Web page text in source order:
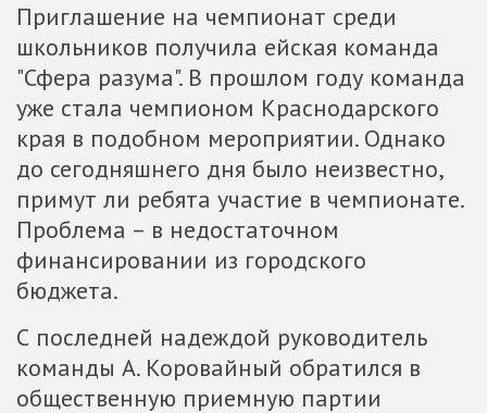
Приглашение на чемпионат среди
школьников получила ейская команда
"Сфера разума". В прошлом году команда
уже стала чемпионом Краснодарского
края в подобном мероприятии. Однако
до сегодняшнего дня было неизвестно,
примут ли ребята участие в чемпионате.
Проблема – в недостаточном
финансировании из городского
бюджета.
С последней надеждой руководитель
команды А. Коровайный обратился в
общественную приемную партии